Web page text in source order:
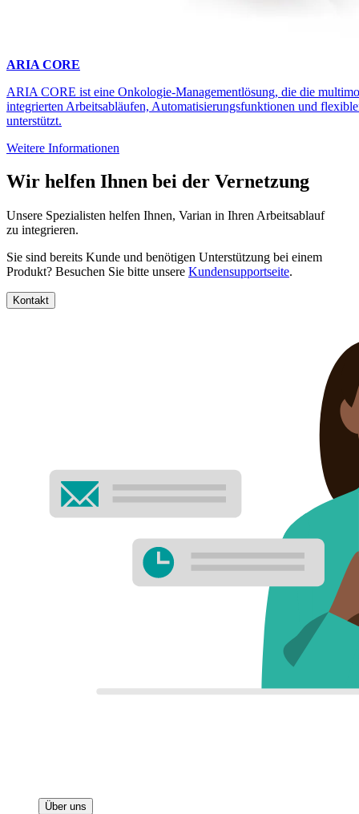
ARIA CORE
ARIA CORE ist eine Onkologie-Managementlösung, die die
integrierten Arbeitsabläufen, Automatisierungsfunktionen und
unterstützt.
Weitere Informationen
Wir helfen Ihnen bei der Vernetzung
Unsere Spezialisten helfen Ihnen, Varian in Ihren Arbeitsablauf
zu integrieren.
Sie sind bereits Kunde und benötigen Unterstützung bei einem
Produkt? Besuchen Sie bitte unsere Kundensupportseite.
Kontakt
Über uns